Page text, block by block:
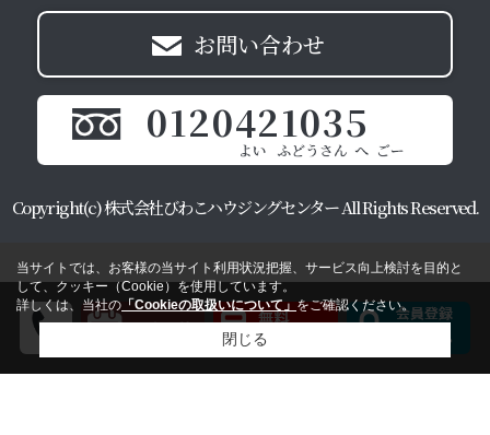
お問い合わせ
0120421035
Copyright(c) 株式会社びわこハウジングセンター All Rights Reserved.
当サイトでは、お客様の当サイト利用状況把握、サービス向上検討を目的と
して、クッキー（Cookie）を使用しています。
詳しくは、当社の 「Cookieの取扱いについて」 をご確認ください。
閉じる